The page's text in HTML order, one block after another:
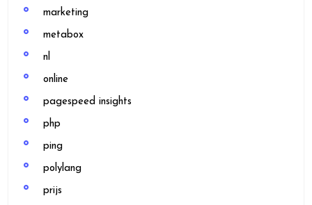
marketing
metabox
nl
online
pagespeed insights
php
ping
polylang
prijs